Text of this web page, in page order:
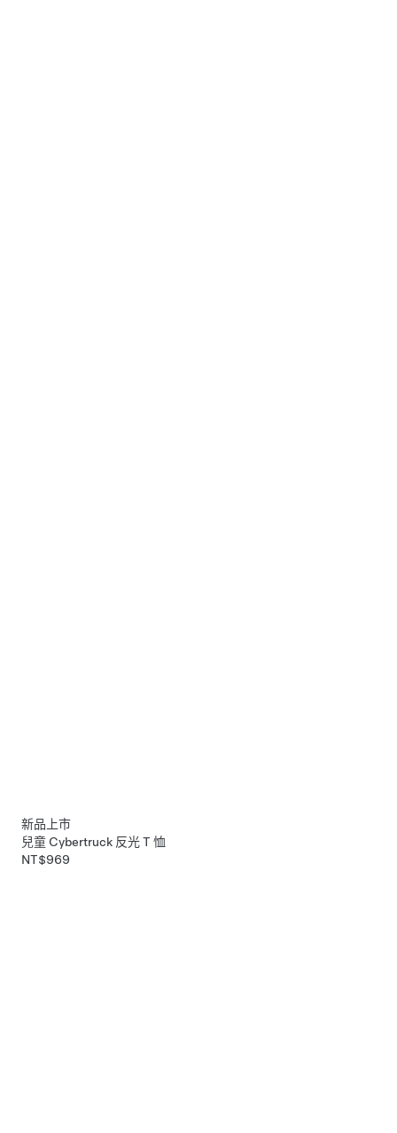
新品上市
兒童 Cybertruck 反光 T 恤
NT$969